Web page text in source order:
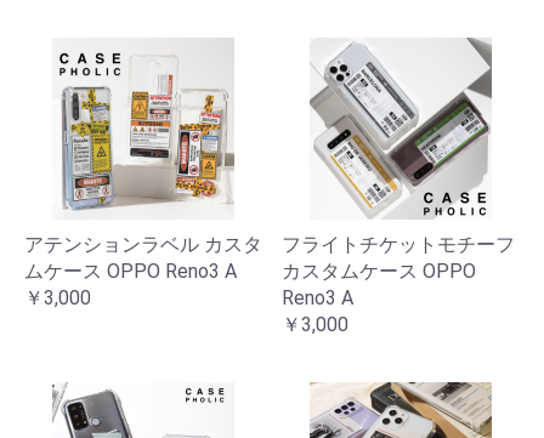
アテンションラベル カスタ
ムケース OPPO Reno3 A
￥3,000
フライトチケットモチーフ
カスタムケース OPPO
Reno3 A
￥3,000